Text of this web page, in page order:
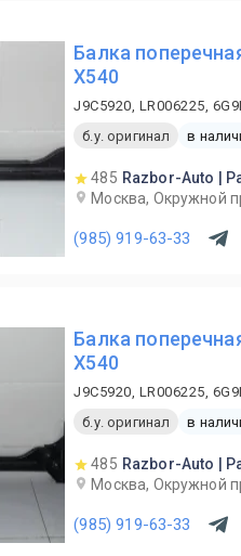
Балка
X540
J9C5920, LR006225,
б.у. оригинал
в
485 Razbor-Auto |
Москва, Окружной
(985) 919-63-33
Балка
X540
J9C5920, LR006225,
б.у. оригинал
в
485 Razbor-Auto |
Москва, Окружной
(985) 919-63-33